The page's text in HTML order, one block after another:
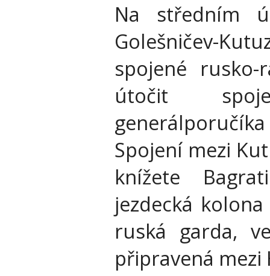
Na středním
Golešničev-
spojené
útočit
Spojení mezi
knížete
jezdecká
ruská garda,
připravená